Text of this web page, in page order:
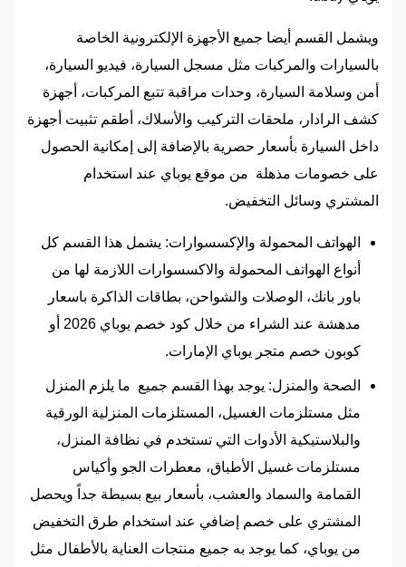
ويشمل القسم أيضا جميع الأجهزة الإلكترونية الخاصة
بالسيارات والمركبات مثل مسجل السيارة، فيديو السيارة،
أمن وسلامة السيارة، وحدات مراقبة تتبع المركبات، أجهزة
كشف الرادار، ملحقات التركيب والأسلاك، أطقم تثبيت أجهزة
داخل السيارة بأسعار حصرية بالإضافة إلى إمكانية الحصول
على خصومات مذهلة من موقع يوباي عند استخدام
المشتري وسائل التخفيض.
الهواتف المحمولة والإكسسوارات: يشمل هذا القسم كل
أنواع الهواتف المحمولة والاكسسوارات اللازمة لها من
باور بانك، الوصلات والشواحن، بطاقات الذاكرة باسعار
مدهشة عند الشراء من خلال كود خصم يوباي 2026 أو
كوبون خصم متجر يوباي الإمارات.
الصحة والمنزل: يوجد بهذا القسم جميع ما يلزم المنزل
مثل مستلزمات الغسيل، المستلزمات المنزلية الورقية
والبلاستيكية الأدوات التي تستخدم في نظافة المنزل،
مستلزمات غسيل الأطباق، معطرات الجو وأكياس
القمامة والسماد والعشب، بأسعار بيع بسيطة جداً ويحصل
المشتري على خصم إضافي عند استخدام طرق التخفيض
من يوباي، كما يوجد به جميع منتجات العناية بالأطفال مثل